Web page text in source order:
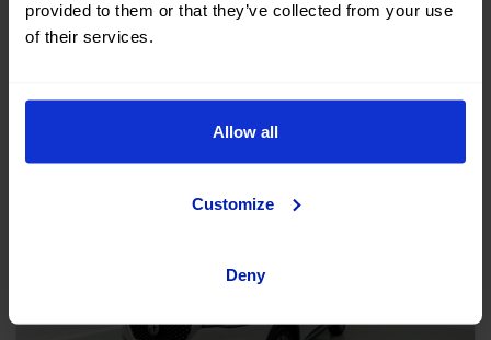
provided to them or that they’ve collected from your use
of their services.
Allow all
Customize
Deny